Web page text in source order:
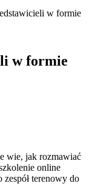
w formie
w formie
wie, jak rozmawiać
online
terenowy do